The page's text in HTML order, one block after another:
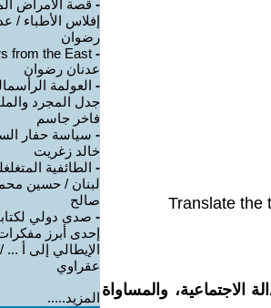
Translate the
والمساواة
- قصة الأمراض
إفلاس الأطباء /
رضوان
-
عدنان رضوان
- العولمة
جدل المجرد
فاخر جاسم
- سياسة حفار
خالد زغريت
- الطائفية
لبنان / حسين
صالح
- صدى دولي
إحدى أبرز
الإيطالي إلى أ ... /
عقراوي
المزيد.....